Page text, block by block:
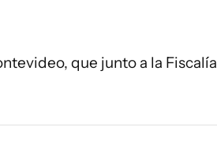
que junto a la Fiscalía